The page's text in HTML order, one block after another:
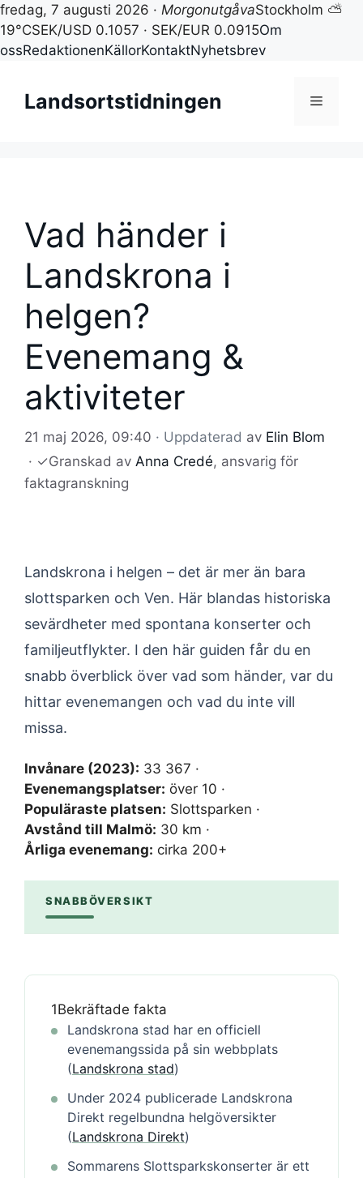
fredag, 7 augusti 2026 · MorgonutgåvaStockholm ⛅
19°CSEK/USD 0.1057 · SEK/EUR 0.0915Om
ossRedaktionenKällorKontaktNyhetsbrev
innehållLandsortstidningen Meny
Vad händer i
Landskrona i
helgen?
Evenemang &
aktiviteter
21 maj 2026, 09:40 · Uppdaterad av Elin Blom
· ✓Granskad av Anna Credé, ansvarig för
faktagranskning
Landskrona i helgen – det är mer än bara
slottsparken och Ven. Här blandas historiska
sevärdheter med spontana konserter och
familjeutflykter. I den här guiden får du en
snabb överblick över vad som händer, var du
hittar evenemangen och vad du inte vill
missa.
Invånare (2023): 33 367 ·
Evenemangsplatser: över 10 ·
Populäraste platsen: Slottsparken ·
Avstånd till Malmö: 30 km ·
Årliga evenemang: cirka 200+
SNABBÖVERSIKT
1Bekräftade fakta
Landskrona stad har en officiell
evenemangssida på sin webbplats
(Landskrona stad)
Under 2024 publicerade Landskrona
Direkt regelbundna helgöversikter
(Landskrona Direkt)
Sommarens Slottsparkskonserter är ett